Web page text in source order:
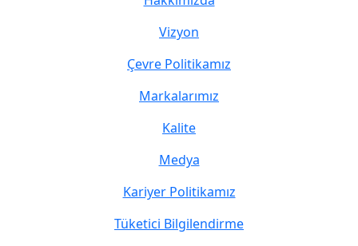
Vizyon
Çevre Politikamız
Markalarımız
Kalite
Medya
Kariyer Politikamız
Tüketici Bilgilendirme